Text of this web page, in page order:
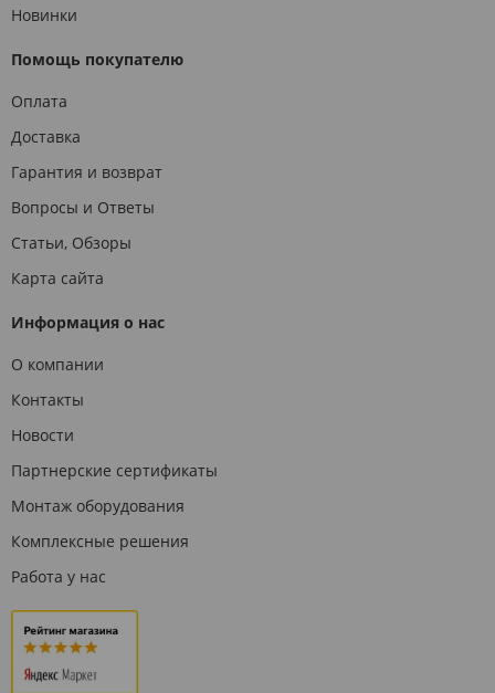
Новинки
Помощь покупателю
Оплата
Доставка
Гарантия и возврат
Вопросы и Ответы
Статьи, Обзоры
Карта сайта
Информация о нас
О компании
Контакты
Новости
Партнерские сертификаты
Монтаж оборудования
Комплексные решения
Работа у нас